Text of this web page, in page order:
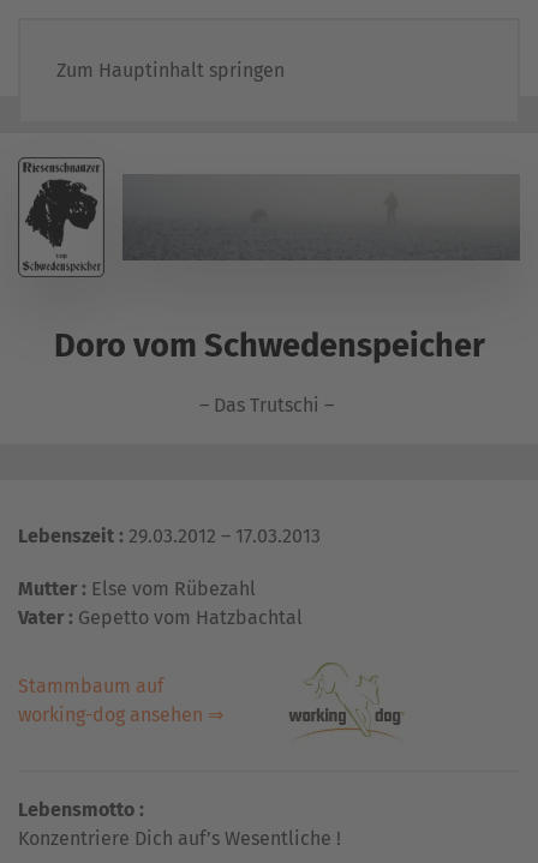
Zum Hauptinhalt springen
Doro vom Schwedenspeicher
– Das Trutschi –
Lebenszeit : 29.03.2012 – 17.03.2013
Mutter : Else vom Rübezahl
Vater : Gepetto vom Hatzbachtal
Stammbaum auf
working-dog ansehen ⇒
Lebensmotto :
Konzentriere Dich auf’s Wesentliche !